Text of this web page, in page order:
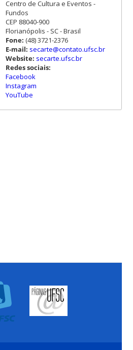
Centro de Cultura e Eventos -
Fundos
CEP 88040-900
Florianópolis - SC - Brasil
Fone: (48) 3721-2376
E-mail: secarte@contato.ufsc.br
Website: secarte.ufsc.br
Redes sociais:
Facebook
Instagram
YouTube